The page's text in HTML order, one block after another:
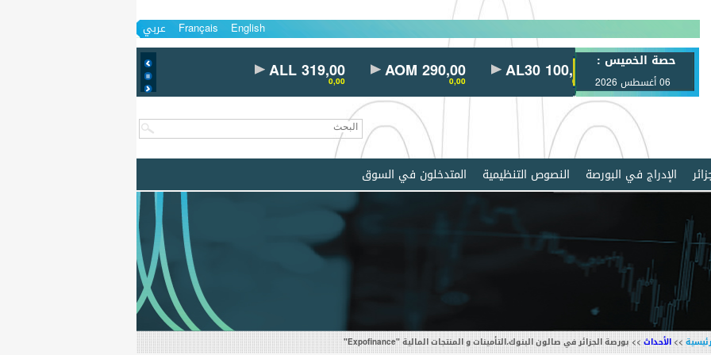
حصة الخميس :
06 أغسطس 2026 ALL 319,00
0,00 AOM 290,00
0,00 AL30 100,00
0,00 AYRD 815,00
عربي Français English
الإدراج في البورصة النصوص التنظيمية المتدخلون في السوق
>>الأحداث>> بورصة الجزائر في صالون البنوك،التأمينات و المنتجات المالية "Expofinance"